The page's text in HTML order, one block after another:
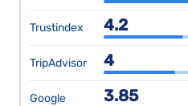
Trustindex 4.2
TripAdvisor 4
Google 3.85